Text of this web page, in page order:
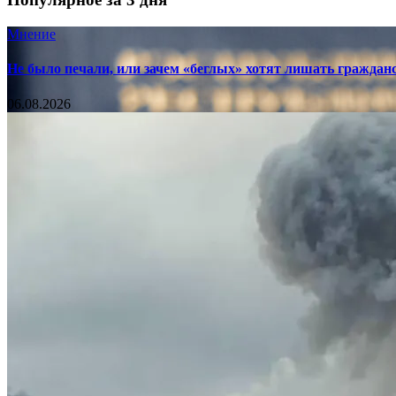
Мнение
Не было печали, или зачем «беглых» хотят лишать
06.08.2026